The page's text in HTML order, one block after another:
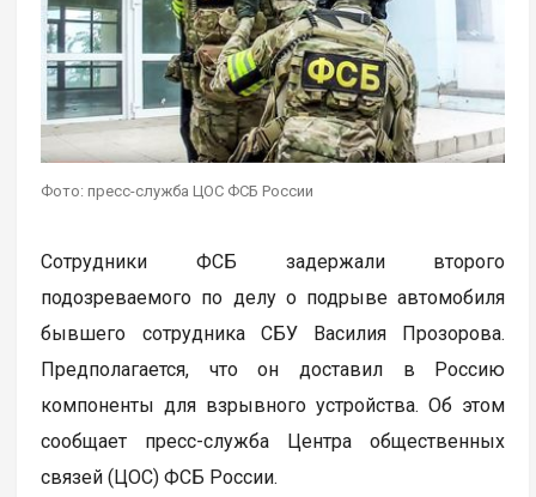
Фото: пресс-служба ЦОС ФСБ России
Сотрудники ФСБ задержали второго
подозреваемого по делу о подрыве автомобиля
бывшего сотрудника СБУ Василия Прозорова.
Предполагается, что он доставил в Россию
компоненты для взрывного устройства. Об этом
сообщает пресс-служба Центра общественных
связей (ЦОС) ФСБ России.